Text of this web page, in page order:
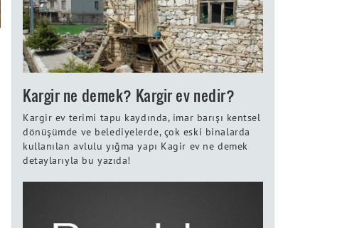
Kargir ne demek? Kargir ev nedir?
Kargir ev terimi tapu kaydında, imar barışı kentsel
dönüşümde ve belediyelerde, çok eski binalarda
kullanılan avlulu yığma yapı Kagir ev ne demek
detaylarıyla bu yazıda!